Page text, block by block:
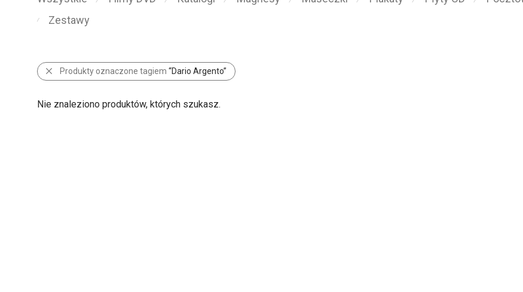
⁄ Zestawy
Produkty oznaczone tagiem “Dario Argento”
Nie znaleziono produktów, których szukasz.